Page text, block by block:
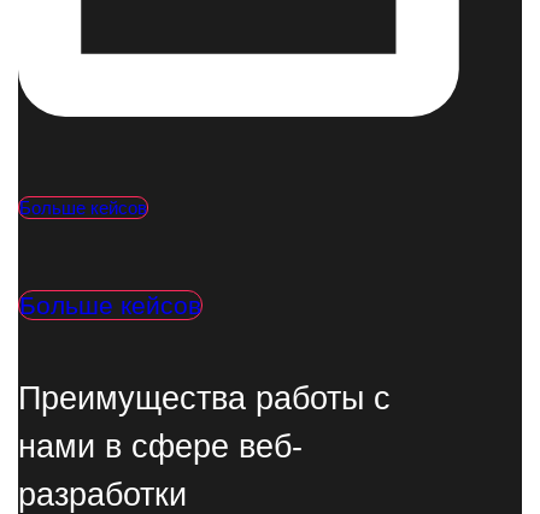
Больше кейсов
Больше кейсов
Преимущества работы с
нами в сфере веб-
разработки